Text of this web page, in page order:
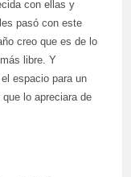
con ellas y
pasó con este
creo que es de lo
libre. Y
espacio para un
lo apreciara de